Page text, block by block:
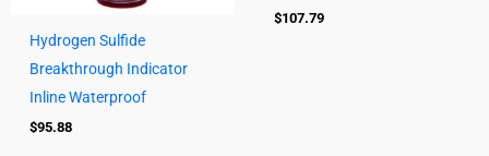
Hydrogen Sulfide
Breakthrough Indicator
Inline Waterproof
$95.88
$107.79